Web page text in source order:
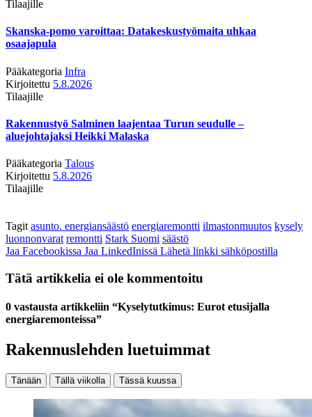
Tilaajille
Skanska-pomo varoittaa: Datakeskustyömaita uhkaa
osaajapula
Pääkategoria Infra
Kirjoitettu 5.8.2026
Tilaajille
Rakennustyö Salminen laajentaa Turun seudulle –
aluejohtajaksi Heikki Malaska
Pääkategoria Talous
Kirjoitettu 5.8.2026
Tilaajille
Tagit asunto. energiansäästö energiaremontti ilmastonmuutos kysely
luonnonvarat remontti Stark Suomi säästö
Jaa Facebookissa Jaa LinkedInissä Lähetä linkki sähköpostilla
Tätä artikkelia ei ole kommentoitu
0 vastausta artikkeliin “Kyselytutkimus: Eurot etusijalla
energiaremonteissa”
Rakennuslehden luetuimmat
Tänään Tällä viikolla Tässä kuussa